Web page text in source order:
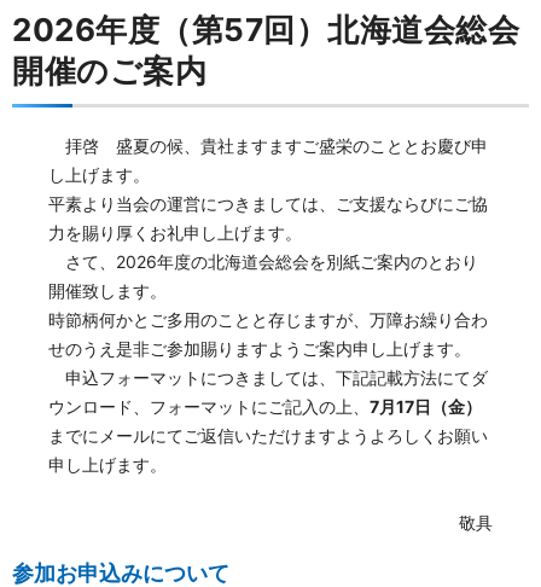
2026年度（第57回）北海道会総会
開催のご案内
拝啓 盛夏の候、貴社ますますご盛栄のこととお慶び申
し上げます。
平素より当会の運営につきましては、ご支援ならびにご協
力を賜り厚くお礼申し上げます。
さて、2026年度の北海道会総会を別紙ご案内のとおり
開催致します。
時節柄何かとご多用のことと存じますが、万障お繰り合わ
せのうえ是非ご参加賜りますようご案内申し上げます。
申込フォーマットにつきましては、下記記載方法にてダ
ウンロード、フォーマットにご記入の上、 7月17日（金）
までにメールにてご返信いただけますようよろしくお願い
申し上げます。
敬具
参加お申込みについて